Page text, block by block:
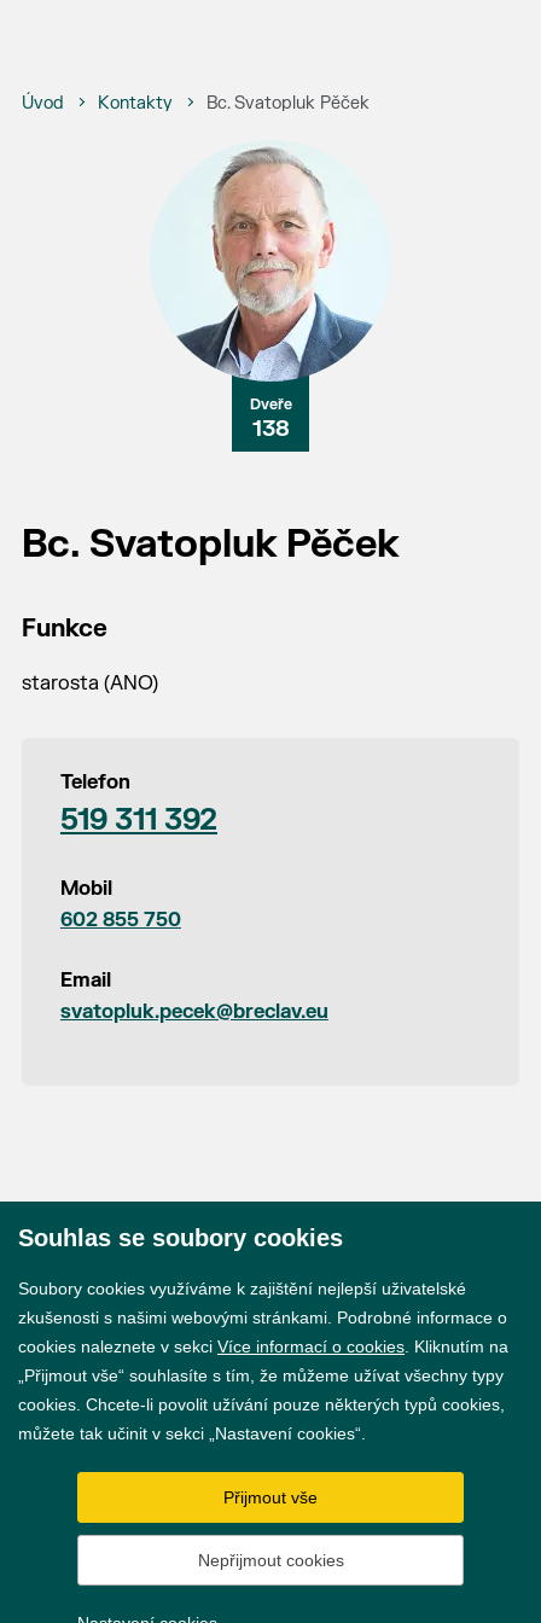
Úvod Kontakty Bc. Svatopluk Pěček
138
Bc. Svatopluk Pěček
Funkce
starosta (ANO)
Telefon
519 311 392
Mobil
602 855 750
Email
svatopluk.pecek@breclav.eu
GDPR
Nastavení cookies
Souhlas se soubory cookies
Soubory cookies využíváme k zajištění nejlepší uživatelské
zkušenosti s našimi webovými stránkami. Podrobné informace o
cookies naleznete v sekci Více informací o cookies . Kliknutím na
„Přijmout vše“ souhlasíte s tím, že můžeme užívat všechny typy
cookies. Chcete-li povolit užívání pouze některých typů cookies,
můžete tak učinit v sekci „Nastavení cookies“.
Přijmout vše
Nepřijmout cookies